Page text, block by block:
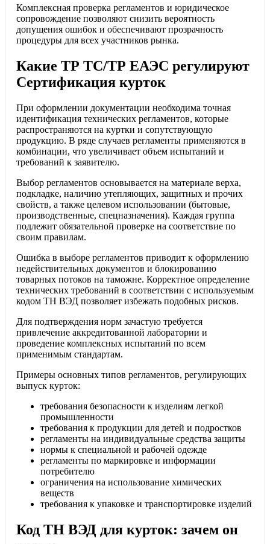
Комплексная проверка регламентов и юридическое
сопровождение позволяют снизить вероятность
допущения ошибок и обеспечивают прозрачность
процедуры для всех участников рынка.
Какие ТР ТС/ТР ЕАЭС регулируют
Сертификация курток
При оформлении документации необходима точная
идентификация технических регламентов, которые
распространяются на куртки и сопутствующую
продукцию. В ряде случаев регламенты применяются в
комбинации, что увеличивает объем испытаний и
требований к заявителю.
Выбор регламентов основывается на материале верха,
подкладке, наличию утепляющих, защитных и прочих
свойств, а также целевом использовании (бытовые,
производственные, спецназначения). Каждая группа
подлежит обязательной проверке на соответствие по
своим правилам.
Ошибка в выборе регламентов приводит к оформлению
недействительных документов и блокированию
товарных потоков на таможне. Корректное определение
технических требований в соответствии с используемым
кодом ТН ВЭД позволяет избежать подобных рисков.
Для подтверждения норм зачастую требуется
привлечение аккредитованной лаборатории и
проведение комплексных испытаний по всем
применимым стандартам.
Примеры основных типов регламентов, регулирующих
выпуск курток:
требования безопасности к изделиям легкой
промышленности
требования к продукции для детей и подростков
регламенты на индивидуальные средства защиты
нормы к специальной и рабочей одежде
регламенты по маркировке и информации
потребителю
ограничения на использование химических
веществ
требования к упаковке и транспортировке изделий
Код ТН ВЭД для курток: зачем он